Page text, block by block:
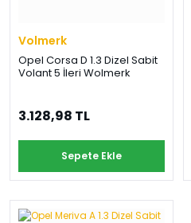
Volmerk
Opel Corsa D 1.3 Dizel Sabit
Volant 5 İleri Wolmerk
3.128,98 TL
Sepete Ekle